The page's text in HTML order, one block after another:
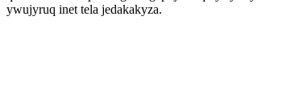
ywujyruq inet tela jedakakyza.